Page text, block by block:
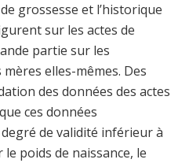
grossesse et l’historique
sur les actes de
partie sur les
elles-mêmes. Des
des données des actes
ces données
de validité inférieur à
poids de naissance, le